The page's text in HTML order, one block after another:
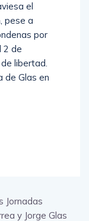
el
pese a
por
2 de
libertad.
de Glas en